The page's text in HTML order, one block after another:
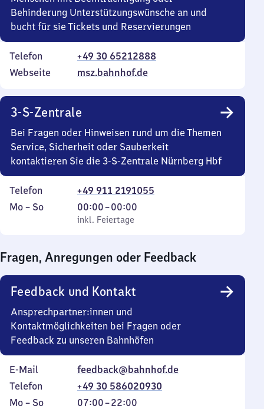
Behinderung Unterstützungswünsche an und
bucht für sie Tickets und Reservierungen
Telefon
+49 30 65212888
Webseite
msz.bahnhof.de
3-S-Zentrale
Bei Fragen oder Hinweisen rund um die Themen
Service, Sicherheit oder Sauberkeit
kontaktieren Sie die 3-S-Zentrale Nürnberg Hbf
Telefon
+49 911 2191055
Montag
Mo – So,
inkl. Feiertage
00:00–00:00
Von
0
0
Uhr
inkl. Feiertage
Fragen, Anregungen oder Feedback
Feedback und Kontakt
Ansprechpartner:innen und
Kontaktmöglichkeiten bei Fragen oder
Feedback zu unseren Bahnhöfen
E-Mail
feedback@bahnhof.de
Telefon
+49 30 586020930
Montag
Mo – So,
07:00–22:00
Von